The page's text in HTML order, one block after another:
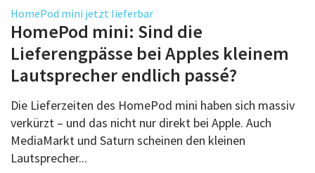
Über uns
Podcast
Mac Life+
Anmelden
HomePod mini jetzt lieferbar
HomePod mini: Sind die
Lieferengpässe bei Apples kleinem
Lautsprecher endlich passé?
Die Lieferzeiten des HomePod mini haben sich massiv
verkürzt – und das nicht nur direkt bei Apple. Auch
MediaMarkt und Saturn scheinen den kleinen
Lautsprecher...